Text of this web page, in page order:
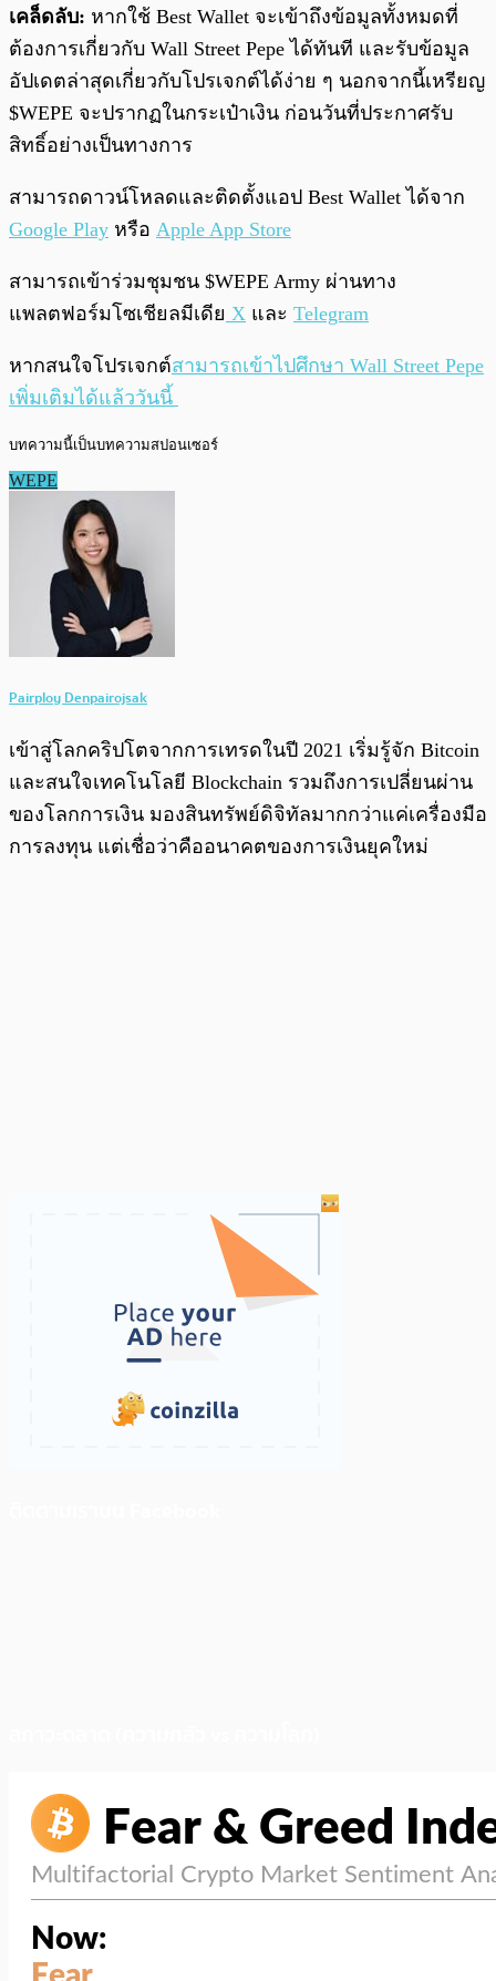
เคล็ดลับ: หากใช้ Best Wallet จะเข้าถึงข้อมูลทั้งหมดที่
ต้องการเกี่ยวกับ Wall Street Pepe ได้ทันที และรับข้อมูล
อัปเดตล่าสุดเกี่ยวกับโปรเจกต์ได้ง่าย ๆ นอกจากนี้เหรียญ
$WEPE จะปรากฏในกระเป๋าเงิน ก่อนวันที่ประกาศรับ
สิทธิ์อย่างเป็นทางการ
สามารถดาวน์โหลดและติดตั้งแอป Best Wallet ได้จาก
Google Play หรือ Apple App Store
สามารถเข้าร่วมชุมชน $WEPE Army ผ่านทาง
แพลตฟอร์มโซเชียลมีเดีย X และ Telegram
หากสนใจโปรเจกต์สามารถเข้าไปศึกษา Wall Street Pepe
เพิ่มเติมได้แล้ววันนี้
บทความนี้เป็นบทความสปอนเซอร์
WEPE
Pairploy Denpairojsak
เข้าสู่โลกคริปโตจากการเทรดในปี 2021 เริ่มรู้จัก Bitcoin
และสนใจเทคโนโลยี Blockchain รวมถึงการเปลี่ยนผ่าน
ของโลกการเงิน มองสินทรัพย์ดิจิทัลมากกว่าแค่เครื่องมือ
การลงทุน แต่เชื่อว่าคืออนาคตของการเงินยุคใหม่